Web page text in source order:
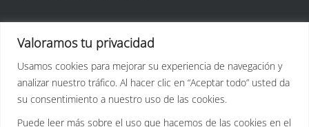
Valoramos tu privacidad
Usamos cookies para mejorar su experiencia de navegación y
analizar nuestro tráfico. Al hacer clic en “Aceptar todo” usted da
su consentimiento a nuestro uso de las cookies.
Puede leer más sobre el uso que hacemos de las cookies en el
ULPGC Idetic